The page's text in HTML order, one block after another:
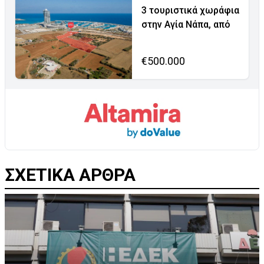
3 τουριστικά χωράφια
στην Αγία Νάπα, από
€500.000
ΣΧΕΤΙΚΑ ΑΡΘΡΑ